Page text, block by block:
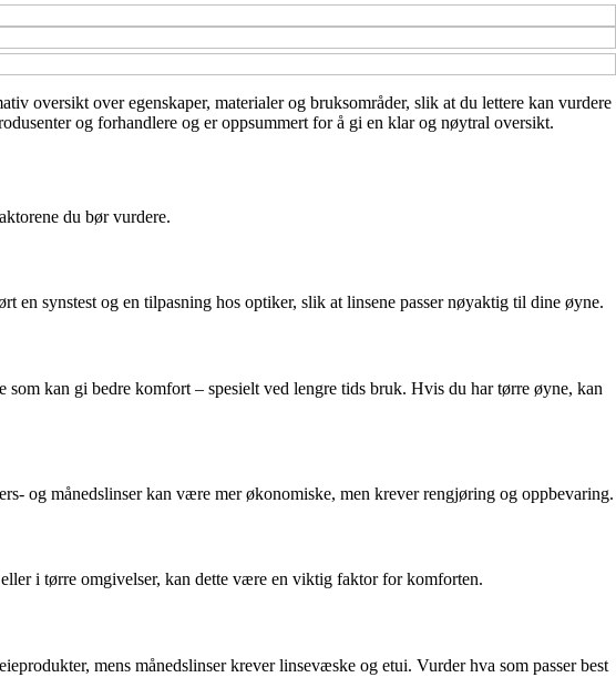
oversikt over egenskaper, materialer og bruksområder, slik at du lettere kan vurdere
og forhandlere og er oppsummert for å gi en klar og nøytral oversikt.
du bør vurdere.
synstest og en tilpasning hos optiker, slik at linsene passer nøyaktig til dine øyne.
kan gi bedre komfort – spesielt ved lengre tids bruk. Hvis du har tørre øyne, kan
og månedslinser kan være mer økonomiske, men krever rengjøring og oppbevaring.
i tørre omgivelser, kan dette være en viktig faktor for komforten.
mens månedslinser krever linsevæske og etui. Vurder hva som passer best